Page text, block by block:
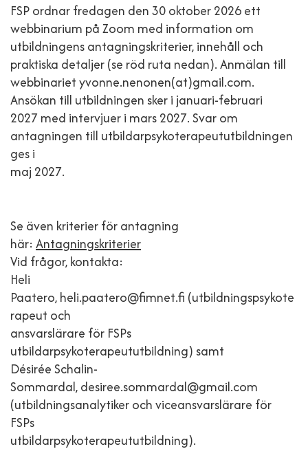
FSP ordnar fredagen den 30 oktober 2026 ett
webbinarium på Zoom med information om
utbildningens antagningskriterier, innehåll och
praktiska detaljer (se röd ruta nedan). Anmälan till
webbinariet yvonne.nenonen(at)gmail.com.
Ansökan till utbildningen sker i januari-februari
2027 med intervjuer i mars 2027. Svar om
antagningen till utbildarpsykoterapeututbildningen
ges i
maj 2027.
Se även kriterier för antagning
här: Antagningskriterier
Vid frågor, kontakta:
Heli
Paatero, heli.paatero@fimnet.fi (utbildningspsykote
rapeut och
ansvarslärare för FSPs
utbildarpsykoterapeututbildning) samt
Désirée Schalin-
Sommardal, desiree.sommardal@gmail.com
(utbildningsanalytiker och viceansvarslärare för
FSPs
utbildarpsykoterapeututbildning).